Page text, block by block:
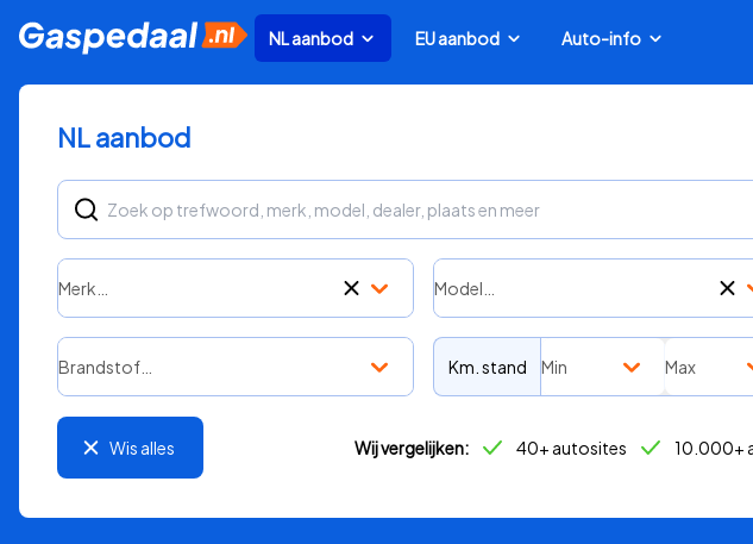
NL aanbod EU aanbod Auto-info
NL aanbod
Merk… Model…
Brandstof… Km. stand Min Max
Wis alles Wij vergelijken: 40+ autosites 10.000+